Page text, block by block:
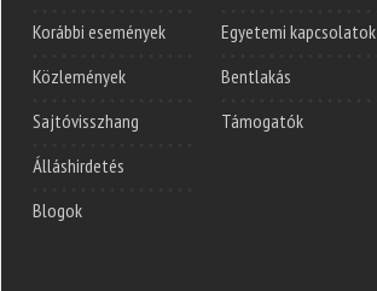
Korábbi események
Közlemények
Sajtóvisszhang
Álláshirdetés
Blogok
Egyetemi kapcsolatok
Bentlakás
Támogatók